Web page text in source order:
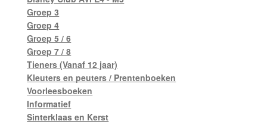
Groep 3
Groep 4
Groep 5 / 6
Groep 7 / 8
Tieners (Vanaf 12 jaar)
Kleuters en peuters / Prentenboeken
Voorleesboeken
Informatief
Sinterklaas en Kerst